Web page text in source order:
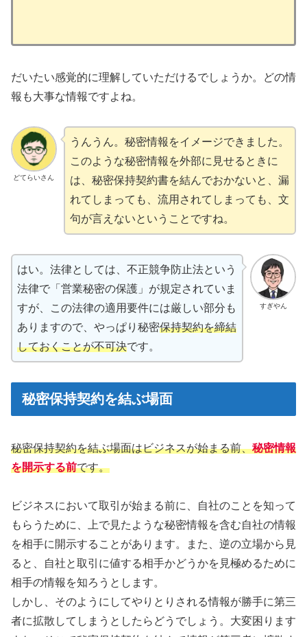
だいたい感覚的に理解していただけるでしょうか。どの情
報も大事な情報ですよね。
どてらいさん
うんうん。秘密情報をイメージできました。
このような秘密情報を外部に見せるときに
は、秘密保持契約書を結んでおかないと、漏
れてしまっても、流用されてしまっても、文
句が言えないということですね。
すぎやん
はい。法律としては、不正競争防止法という
法律で「営業秘密の保護」が規定されていま
すが、この法律の適用要件には厳しい部分も
ありますので、やっぱり秘密保持契約を締結
しておくことが不可決です。
秘密保持契約を結ぶ場面
秘密保持契約を結ぶ場面はビジネスが始まる前、秘密情報
を開示する前です。
ビジネスにおいて取引が始まる前に、自社のことを知って
もらうために、上で見たような秘密情報を含む自社の情報
を相手に開示することがあります。また、逆の立場から見
ると、自社と取引に値する相手かどうかを見極めるために
相手の情報を知ろうとします。
しかし、そのようにしてやりとりされる情報が勝手に第三
者に拡散してしまうとしたらどうでしょう。大変困ります